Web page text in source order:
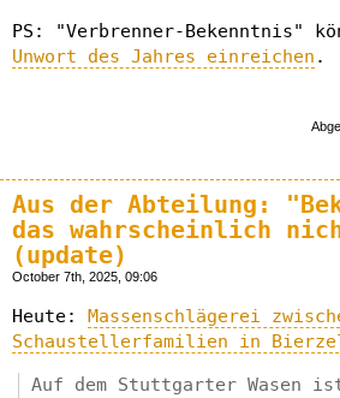
PS: "Verbrenner-Bekenntnis"
Unwort des Jahres einreichen .
Aus der Abteilung:
das wahrscheinlich
(update)
October 7th, 2025, 09:06
Heute: Massenschlägerei
Schaustellerfamilien in
Auf dem Stuttgarter Wasen